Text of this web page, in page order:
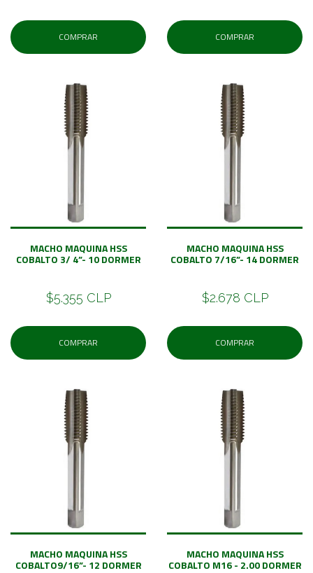
COMPRAR COMPRAR
MACHO MAQUINA HSS
COBALTO 3/ 4”- 10 DORMER
$5.355 CLP
COMPRAR
MACHO MAQUINA HSS
COBALTO 7/16”- 14 DORMER
$2.678 CLP
COMPRAR
MACHO MAQUINA HSS
COBALTO9/16”- 12 DORMER
MACHO MAQUINA HSS
COBALTO M16 - 2.00 DORMER